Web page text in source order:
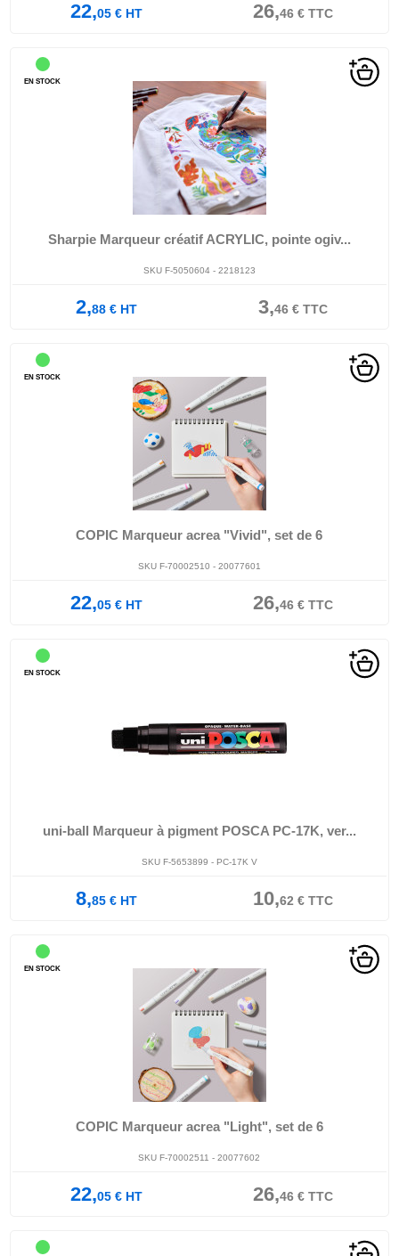
22,05€HT 26,46€TTC
Sharpie Marqueur créatif ACRYLIC, pointe ogiv...
SKU F-5050604 - 2218123
2,88€HT 3,46€TTC
EN STOCK
COPIC Marqueur acrea "Vivid", set de 6
SKU F-70002510 - 20077601
22,05€HT 26,46€TTC
EN STOCK
uni-ball Marqueur à pigment POSCA PC-17K, ver...
SKU F-5653899 - PC-17K V
8,85€HT 10,62 €TTC
EN STOCK
COPIC Marqueur acrea "Light", set de 6
SKU F-70002511 - 20077602
22,05€HT 26,46€TTC
EN STOCK